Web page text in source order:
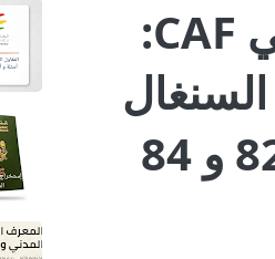
قرار لجنة الإستئناف بالإتحاد الإفريقي CAF:
و اعتبار السنغال
خاسرة (3-0) بسبب خرق المادتين 82 و 84